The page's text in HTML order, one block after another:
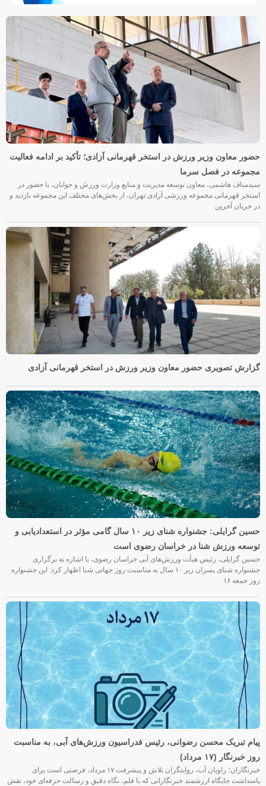
حضور معاون وزیر ورزش در استخر قهرمانی آزادی؛ تأکید بر ادامه فعالیت
مجموعه در فصل سرما
سیدمناف هاشمی، معاون توسعه مدیریت و منابع وزارت ورزش و جوانان، با حضور در
استخر قهرمانی مجموعه ورزشی آزادی تهران، از بخش‌های مختلف این مجموعه بازدید و
در جریان آخرین
گزارش تصویری حضور معاون وزیر ورزش در استخر قهرمانی آزادی
حسین گرایلی: جشنواره شنای زیر ۱۰ سال گامی مؤثر در استعدادیابی و
توسعه ورزش شنا در خراسان رضوی است
حسین گرایلی، رئیس هیأت ورزش‌های آبی خراسان رضوی، با اشاره به برگزاری
جشنواره شنای پسران زیر ۱۰ سال به مناسبت روز جهانی شنا اظهار کرد: این جشنواره
روز جمعه‌ ۱۶
پیام تبریک محسن رضوانی، رئیس فدراسیون ورزش‌های آبی، به مناسبت
روز خبرنگار (۱۷ مرداد)
خبرنگاران؛ راویان آب، روایتگران تلاش و پیشرفت ۱۷ مرداد، فرصتی است برای
پاسداشت جایگاه ارزشمند خبرنگارانی که با قلم، نگاه دقیق و رسالت حرفه‌ای خود، نقش